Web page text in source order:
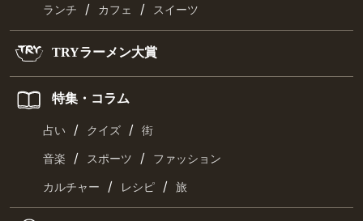
ランチ / カフェ / スイーツ
TRYラーメン大賞
特集・コラム
占い / クイズ / 街
音楽 / スポーツ / ファッション
カルチャー / レシピ / 旅